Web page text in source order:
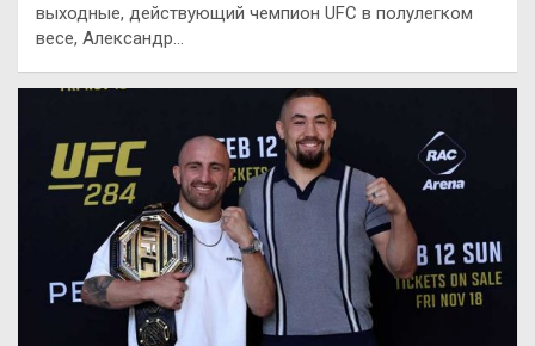
выходные, действующий чемпион UFC в полулегком
весе, Александр…